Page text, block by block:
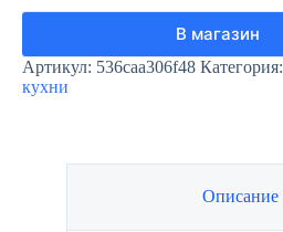
В магазин
Артикул: 536caa306f48 Категория:
кухни
Описание